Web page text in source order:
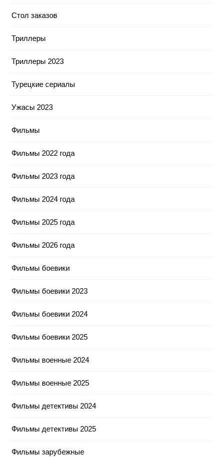
Стол заказов
Триллеры
Триллеры 2023
Турецкие сериалы
Ужасы 2023
Фильмы
Фильмы 2022 года
Фильмы 2023 года
Фильмы 2024 года
Фильмы 2025 года
Фильмы 2026 года
Фильмы боевики
Фильмы боевики 2023
Фильмы боевики 2024
Фильмы боевики 2025
Фильмы военные 2024
Фильмы военные 2025
Фильмы детективы 2024
Фильмы детективы 2025
Фильмы зарубежные